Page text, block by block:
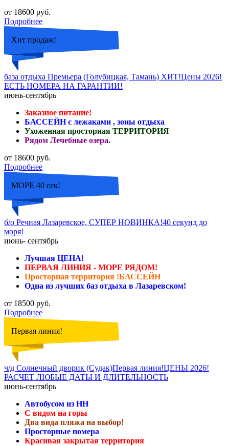
от 18600 руб.
Подробнее
Хит продаж!
база отдыха Премьера (Голубицкая, Тамань) ХИТ!Цены 2026!
ЕСТЬ НОМЕРА НА ГАРАНТИИ!
июнь-сентябрь
Заказное питание!
БАССЕЙН с лежаками , зоны отдыха
Ухоженная просторная ТЕРРИТОРИЯ
Рядом Лечебные озера.
от 18600 руб.
Подробнее
МОРЕ 40 сек!
б/о Речная Лазаревское, СУПЕР НОВИНКА!40 секунд до
моря!
июнь- сентябрь
Лучшая ЦЕНА!
ПЕРВАЯ ЛИНИЯ - МОРЕ РЯДОМ!
Просторная территория !БАССЕЙН
Одна из лучших баз отдыха в Лазаревском!
от 18500 руб.
Подробнее
Первая линия!
ч/д Солнечный дворик (Судак)Первая линия!ЦЕНЫ 2026!
РАСЧЕТ ЛЮБЫЕ ДАТЫ И ДЛИТЕЛЬНОСТЬ
июнь-сентябрь
Автобусом из НН
С видом на горы
Два вида пляжа на выбор!
Просторные номера
Красивая закрытая территория